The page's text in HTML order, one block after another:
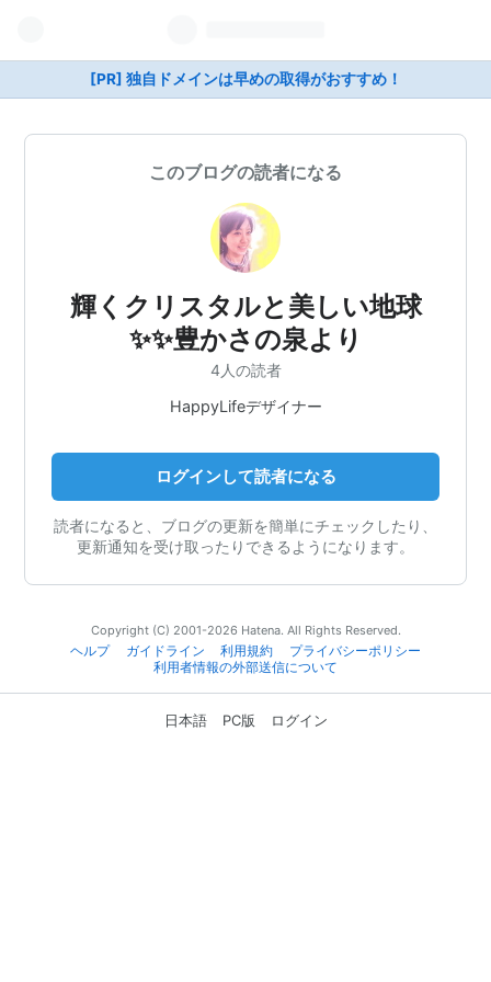
[PR] 独自ドメインは早めの取得がおすすめ！
このブログの読者になる
輝くクリスタルと美しい地球
✨✨豊かさの泉より
4人の読者
HappyLifeデザイナー
ログインして読者になる
読者になると、ブログの更新を簡単にチェックしたり、
更新通知を受け取ったりできるようになります。
Copyright (C) 2001-2026 Hatena. All Rights Reserved.
ヘルプ
ガイドライン 利用規約
プライバシーポリシー
利用者情報の外部送信について
日本語 PC版 ログイン